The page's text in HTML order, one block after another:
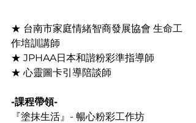
★ 台南市家庭情緒智商發展協會 生命工
作培訓講師
★ JPHAA日本和諧粉彩準指導師
★ 心靈圖卡引導陪談師
-課程帶領-
『塗抹生活』- 暢心粉彩工作坊